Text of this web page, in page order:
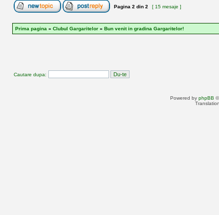
Pagina 2 din 2 [ 15 mesaje ]
Prima pagina » Clubul Gargaritelor » Bun venit in gradina Gargaritelor!
Cautare dupa:
Powered by phpBB